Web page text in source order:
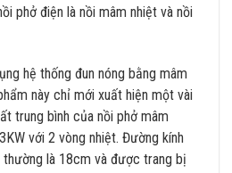
phở điện là nồi mâm nhiệt và nồi
hệ thống đun nóng bằng mâm
này chỉ mới xuất hiện một vài
trung bình của nồi phở mâm
với 2 vòng nhiệt. Đường kính
là 18cm và được trang bị